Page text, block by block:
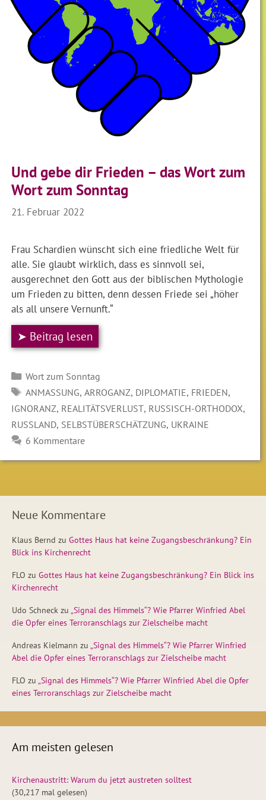
Und gebe dir Frieden – das Wort zum
Wort zum Sonntag
21. Februar 2022
Frau Schardien wünscht sich eine friedliche Welt für
alle. Sie glaubt wirklich, dass es sinnvoll sei,
ausgerechnet den Gott aus der biblischen Mythologie
um Frieden zu bitten, denn dessen Friede sei „höher
als all unsere Vernunft.“
➤ Beitrag lesen
Kategorien
Wort zum Sonntag
SCHLAGWÖRTER
ANMASSUNG , ARROGANZ, DIPLOMATIE, FRIEDEN,
IGNORANZ, REALITÄTSVERLUST, RUSSISCH-ORTHODOX,
RUSSLAND, SELBSTÜBERSCHÄTZUNG, UKRAINE
6 Kommentare
Neue Kommentare
Klaus Bernd zu Gottes Haus hat keine Zugangsbeschränkung? Ein
Blick ins Kirchenrecht
FLO zu Gottes Haus hat keine Zugangsbeschränkung? Ein Blick ins
Kirchenrecht
Udo Schneck zu „Signal des Himmels“? Wie Pfarrer Winfried Abel
die Opfer eines Terroranschlags zur Zielscheibe macht
Andreas Kielmann zu „Signal des Himmels“? Wie Pfarrer Winfried
Abel die Opfer eines Terroranschlags zur Zielscheibe macht
FLO zu „Signal des Himmels“? Wie Pfarrer Winfried Abel die Opfer
eines Terroranschlags zur Zielscheibe macht
Am meisten gelesen
Kirchenaustritt: Warum du jetzt austreten solltest
(30,217 mal gelesen)